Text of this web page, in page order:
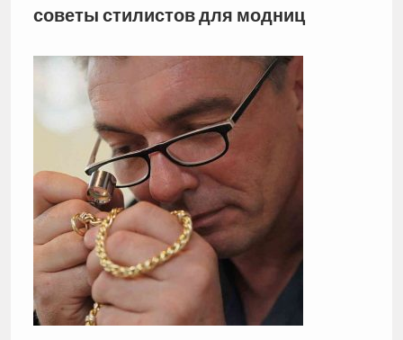
советы стилистов для модниц